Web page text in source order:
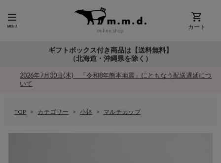
online shop カート
ギフトボックス付き商品は【送料無料】
（北海道・沖縄県を除く）
2026年7月30日(木) 「令和8年熊本地震」にともなう配送遅延につ
いて
TOP カテゴリー 小鉢 マルチカップ